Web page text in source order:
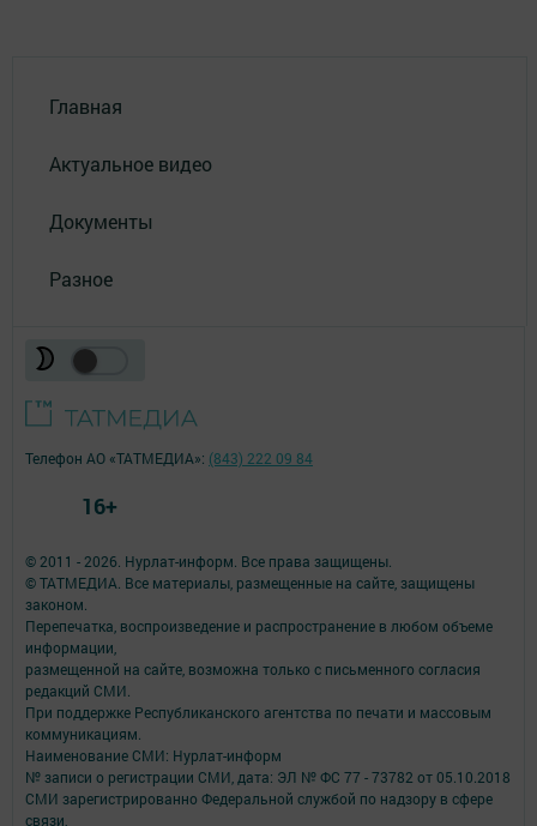
Главная
Актуальное видео
Документы
Разное
© 2011 - 2026. Нурлат-⁠информ. Все права защищены.
© ТАТМЕДИА. Все материалы, размещенные на сайте, защищены
законом.
Перепечатка, воспроизведение и распространение в любом объеме
информации,
размещенной на сайте, возможна только с письменного согласия
редакций СМИ.
При поддержке Республиканского агентства по печати и массовым
коммуникациям.
Наименование СМИ: Нурлат-⁠информ
№ записи о регистрации СМИ, дата: ЭЛ № ФС 77 -⁠ 73782 от 05.10.2018
СМИ зарегистрированно Федеральной службой по надзору в сфере
связи,
Телефон АО «ТАТМЕДИА»: (843) 222 09 84
16+